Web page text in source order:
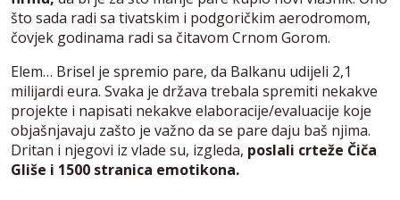
što sada radi sa tivatskim i podgoričkim aerodromom,
čovjek godinama radi sa čitavom Crnom Gorom.
Elem… Brisel je spremio pare, da Balkanu udijeli 2,1
milijardi eura. Svaka je država trebala spremiti nekakve
projekte i napisati nekakve elaboracije/evaluacije koje
objašnjavaju zašto je važno da se pare daju baš njima.
Dritan i njegovi iz vlade su, izgleda, poslali crteže Čiča
Gliše i 1500 stranica emotikona.